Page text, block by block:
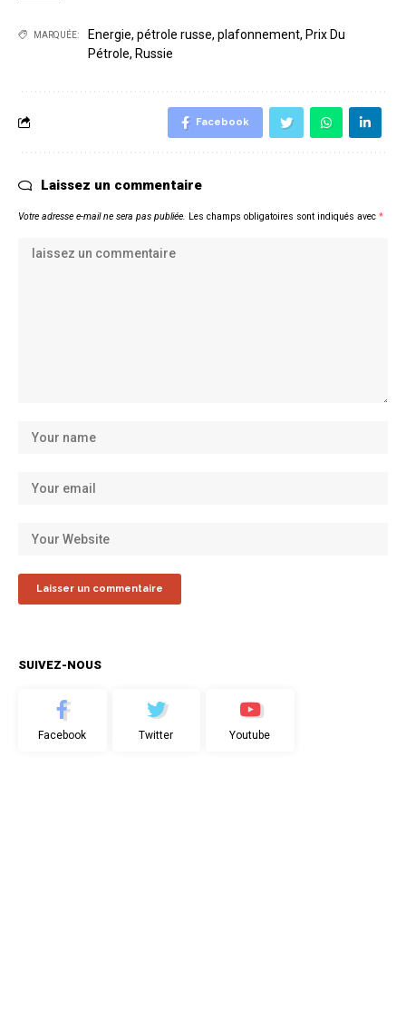
MARQUÉE: Energie, pétrole russe, plafonnement, Prix Du
Pétrole, Russie
Facebook
Laissez un commentaire
Votre adresse e-mail ne sera pas publiée. Les champs obligatoires sont indiqués avec *
SUIVEZ-NOUS
Facebook Twitter Youtube